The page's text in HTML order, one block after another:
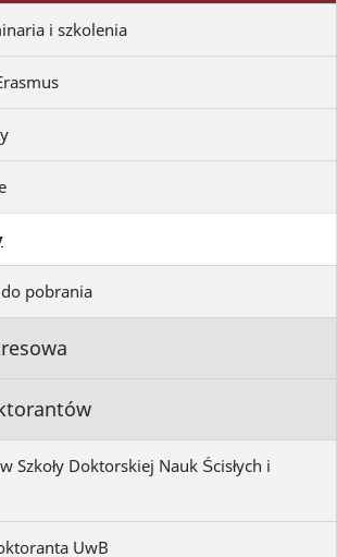
i szkolenia
pobrania
Szkoły Doktorskiej Nauk Ścisłych i
UwB